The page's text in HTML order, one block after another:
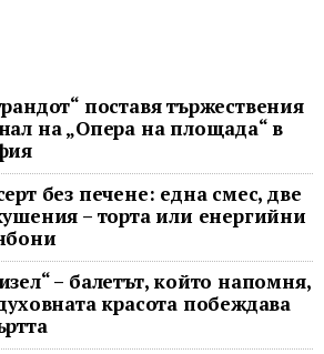
поставя тържествения
на „Опера на площада“ в
без печене: една смес, две
– торта или енергийни
– балетът, който напомня,
красота побеждава